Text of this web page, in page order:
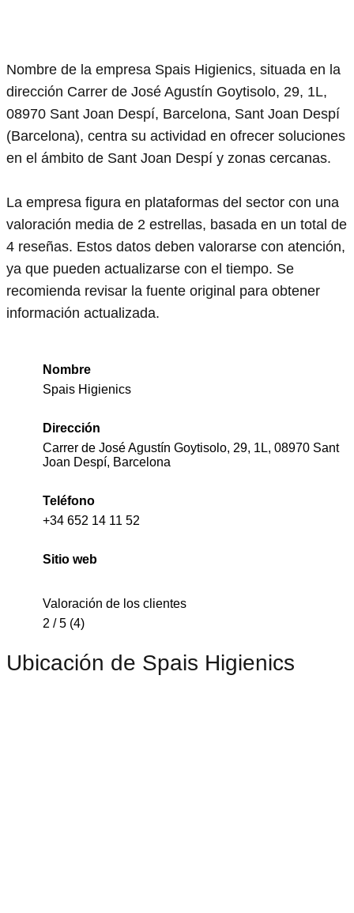
Nombre de la empresa Spais Higienics, situada en la
dirección Carrer de José Agustín Goytisolo, 29, 1L,
08970 Sant Joan Despí, Barcelona, Sant Joan Despí
(Barcelona), centra su actividad en ofrecer soluciones
en el ámbito de Sant Joan Despí y zonas cercanas.
La empresa figura en plataformas del sector con una
valoración media de 2 estrellas, basada en un total de
4 reseñas. Estos datos deben valorarse con atención,
ya que pueden actualizarse con el tiempo. Se
recomienda revisar la fuente original para obtener
información actualizada.
Nombre
Spais Higienics
Dirección
Carrer de José Agustín Goytisolo, 29, 1L, 08970 Sant
Joan Despí, Barcelona
Teléfono
+34 652 14 11 52
Sitio web
Valoración de los clientes
2 / 5 (4)
Ubicación de Spais Higienics